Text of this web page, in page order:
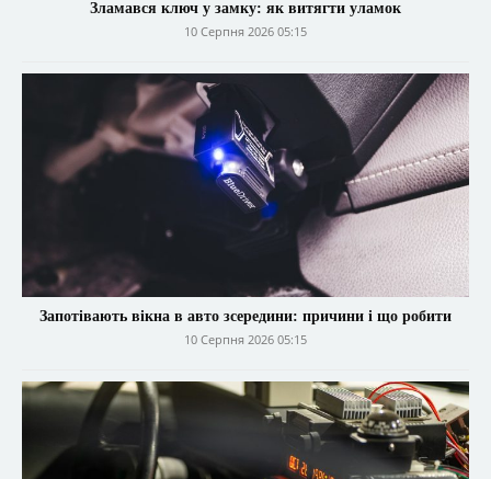
Зламався ключ у замку: як витягти уламок
10 Серпня 2026 05:15
Запотівають вікна в авто зсередини: причини і що робити
10 Серпня 2026 05:15